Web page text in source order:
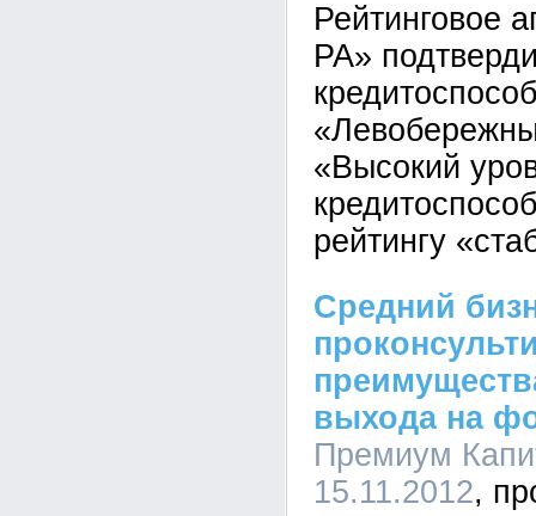
Рейтинговое
РА»
«Высокий
рейтингу
Средний
выхода на
Премиум
15.11.2012